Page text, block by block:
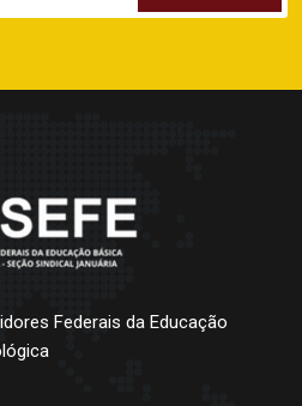
Federais da Educação